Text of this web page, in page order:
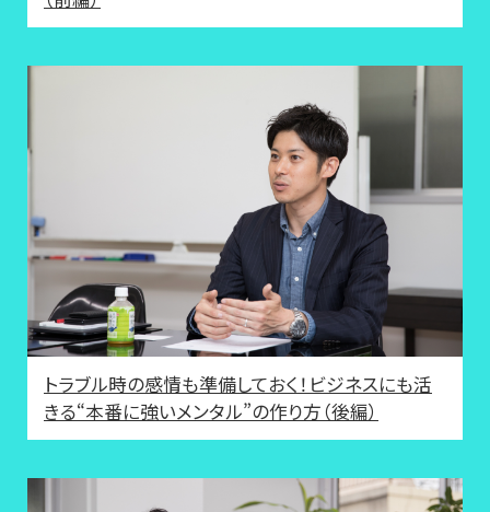
トラブル時の感情も準備しておく！ビジネスにも活
きる“本番に強いメンタル”の作り方（後編）